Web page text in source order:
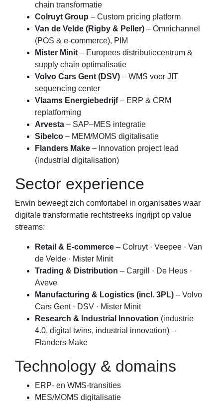
chain transformatie
Colruyt Group – Custom pricing platform
Van de Velde (Rigby & Peller) – Omnichannel
(POS & e-commerce), PIM
Mister Minit – Europees distributiecentrum &
supply chain optimalisatie
Volvo Cars Gent (DSV) – WMS voor JIT
sequencing center
Vlaams Energiebedrijf– ERP & CRM
replatforming
Arvesta – SAP–MES integratie
Sibelco – MEM/MOMS digitalisatie
Flanders Make – Innovation project lead
(industrial digitalisation)
Sector experience
Erwin beweegt zich comfortabel in organisaties waar
digitale transformatie rechtstreeks ingrijpt op value
streams:
Retail & E-commerce – Colruyt · Veepee · Van
de Velde · Mister Minit
Trading & Distribution – Cargill · De Heus ·
Aveve
Manufacturing & Logistics (incl. 3PL) – Volvo
Cars Gent · DSV · Mister Minit
Research & Industrial Innovation (industrie
4.0, digital twins, industrial innovation) –
Flanders Make
Technology & domains
ERP- en WMS-transities
MES/MOMS digitalisatie